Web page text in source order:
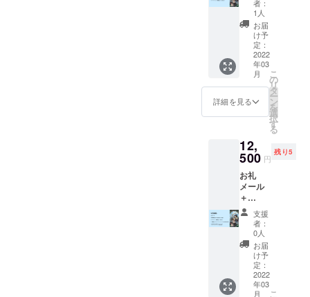
うに調
整致し
ます。
(Zoom
を使用
して
ゲーム
や
Udonari
umの操
作説明
ます) プ
ロジェ
クト支
援の
ページ
にて必
要事項
をご入
力の
際、"備
考欄"に
ご自身
のお名
前また
はニッ
が可能
です。
より良
いボー
ドゲー
ム制作
のため
に、是
しくお
願いい
支援を
してい
ただく
ページ
にて上
乗せ金
額を設
定する
ことが
できま
す。
コンで
Zoomが
使用で
きるオ
ンライ
ン環境
＊ツー
ルや事
備いた
だくも
オフ
ok)・オ
ンライ
ンセッ
ション
ツール
Udonari
um(事
前準備
不要) ＊
容:Udo
narium
にアク
ご自身
のお名
前また
はニッ
クネー
ムな
ど、
YouTub
e配信で
名前を
ご記入
くださ
い。 (※
読み上
げを希
望され
ない方
は"備考
欄"に
「不
要」と
ご記入
くださ
作中
ボード
ゲーム
のオン
ライン
テスト
プレイ
会参加
券1回
中ボー
ドゲー
ムをオ
ンライ
ンでテ
ストプ
レイし
ていた
だける
コース
になり
ます。
直接感
想やご
のお名
前読み
上げ(任
意) ＋
ボード
ゲーム
「Anfa
ng」4つ
(送料込)
ボード
ゲーム
ng」4つ
セット
になり
ます。
ボード
ゲーム
「Anfa
ng」1つ
入りの
コース
を4つ購
入する
より
1500円
者：
1人
お届
け予
定：
2022
年03
月
詳細を見る
こ
の
リ
タ
ー
ン
を
選
択
す
る
12,
500 円
残り5
お礼
メール
＋
YouTub
e配信で
のお名
前読み
上げ(任
意) ＋
ボード
ゲーム
支援
者：
0人
お届
け予
定：
2022
年03
月
こ